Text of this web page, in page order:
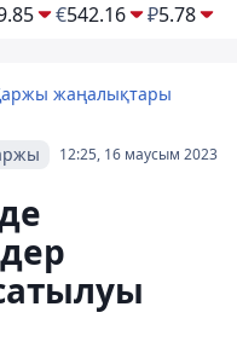
€542.16 ₽5.78
жаңалықтары
12:25, 16 маусым 2023